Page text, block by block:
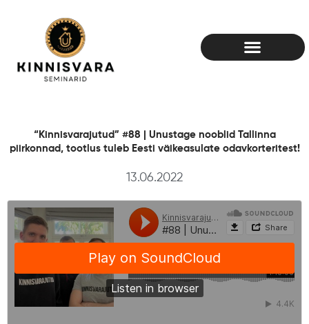
“Kinnisvarajutud” #88 | Unustage nooblid Tallinna
piirkonnad, tootlus tuleb Eesti väikeasulate odavkorteritest!
13.06.2022